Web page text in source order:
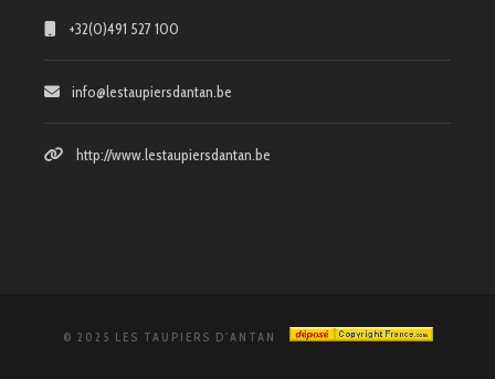
+32(0)491 527 100
info@lestaupiersdantan.be
http://www.lestaupiersdantan.be
© 2025 LES TAUPIERS D'ANTAN